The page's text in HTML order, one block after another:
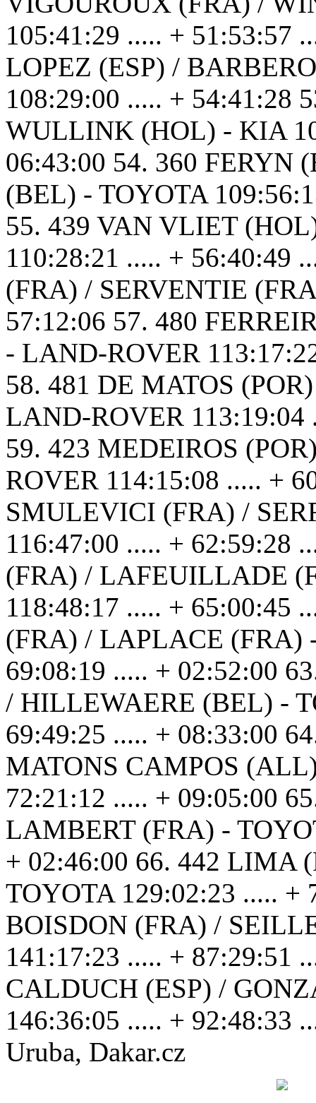
105:41:29 ..... + 51:53:57
LOPEZ (ESP) /
108:29:00 ..... + 54:41:28
WULLINK (HOL) - KIA
06:43:00 54. 360 FERYN
(BEL) - TOYOTA
55. 439 VAN VLIET
110:28:21 ..... + 56:40:49
(FRA) / SERVENTIE
57:12:06 57. 480
- LAND-ROVER
58. 481 DE MATOS
LAND-ROVER 113:19:04
59. 423 MEDEIROS
ROVER 114:15:08 ..... +
SMULEVICI (FRA) /
116:47:00 ..... + 62:59:28
(FRA) / LAFEUILLADE
118:48:17 ..... + 65:00:45
(FRA) / LAPLACE (FRA)
69:08:19 ..... + 02:52:00
/ HILLEWAERE (BEL) -
69:49:25 ..... + 08:33:00
MATONS CAMPOS
72:21:12 ..... + 09:05:00
LAMBERT (FRA) -
+ 02:46:00 66. 442 LIMA
TOYOTA 129:02:23 ..... +
BOISDON (FRA) /
141:17:23 ..... + 87:29:51
CALDUCH (ESP) /
146:36:05 ..... + 92:48:33
Uruba, Dakar.cz